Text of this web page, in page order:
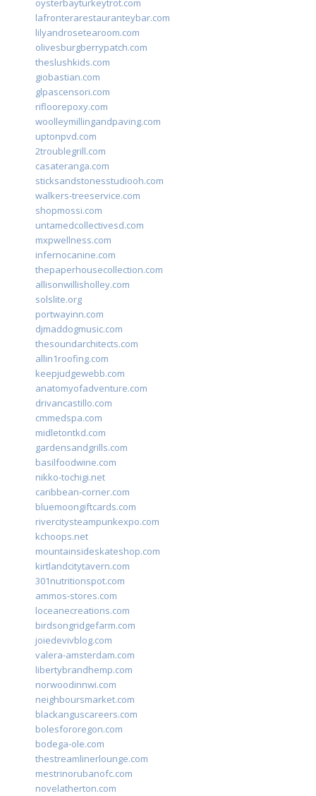
oysterbayturkeytrot.com
lafronterarestauranteybar.com
lilyandrosetearoom.com
olivesburgberrypatch.com
theslushkids.com
giobastian.com
glpascensori.com
rifloorepoxy.com
woolleymillingandpaving.com
uptonpvd.com
2troublegrill.com
casateranga.com
sticksandstonesstudiooh.com
walkers-treeservice.com
shopmossi.com
untamedcollectivesd.com
mxpwellness.com
infernocanine.com
thepaperhousecollection.com
allisonwillisholley.com
solslite.org
portwayinn.com
djmaddogmusic.com
thesoundarchitects.com
allin1roofing.com
keepjudgewebb.com
anatomyofadventure.com
drivancastillo.com
cmmedspa.com
midletontkd.com
gardensandgrills.com
basilfoodwine.com
nikko-tochigi.net
caribbean-corner.com
bluemoongiftcards.com
rivercitysteampunkexpo.com
kchoops.net
mountainsideskateshop.com
kirtlandcitytavern.com
301nutritionspot.com
ammos-stores.com
loceanecreations.com
birdsongridgefarm.com
joiedevivblog.com
valera-amsterdam.com
libertybrandhemp.com
norwoodinnwi.com
neighboursmarket.com
blackanguscareers.com
bolesfororegon.com
bodega-ole.com
thestreamlinerlounge.com
mestrinorubanofc.com
novelatherton.com